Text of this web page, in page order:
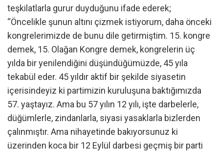
teşkilatlarla gurur duyduğunu ifade ederek;
“Öncelikle şunun altını çizmek istiyorum, daha önceki
kongrelerimizde de bunu dile getirmiştim. 15. kongre
demek, 15. Olağan Kongre demek, kongrelerin üç
yılda bir yenilendiğini düşündüğümüzde, 45 yıla
tekabül eder. 45 yıldır aktif bir şekilde siyasetin
içerisindeyiz ki partimizin kuruluşuna baktığımızda
57. yaştayız. Ama bu 57 yılın 12 yılı, işte darbelerle,
düğümlerle, zindanlarla, siyasi yasaklarla bizlerden
çalınmıştır. Ama nihayetinde bakıyorsunuz ki
üzerinden koca bir 12 Eylül darbesi geçmiş bir parti